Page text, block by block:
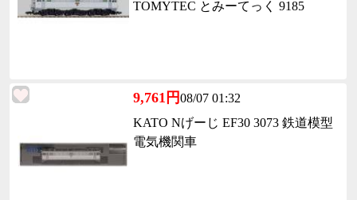
TOMYTEC とみーてっく 9185
9,761円08/07 01:32
KATO Nげーじ EF30 3073 鉄道模型
電気機関車